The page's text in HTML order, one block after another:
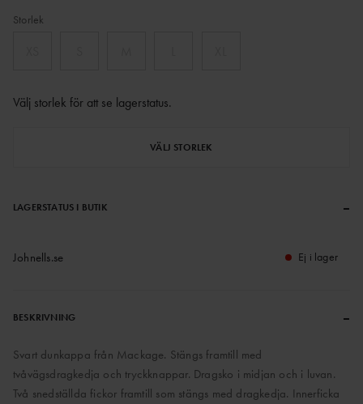
Storlek
Välj storlek för att se lagerstatus.
VÄLJ STORLEK
LAGERSTATUS I BUTIK –
Johnells.se Ej i lager
BESKRIVNING –
Svart dunkappa från Mackage. Stängs framtill med
tvåvägsdragkedja och tryckknappar. Dragsko i midjan och i luvan.
Två snedställda fickor framtill som stängs med dragkedja. Innerficka